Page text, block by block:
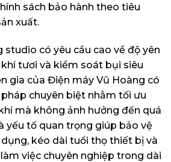
sách bảo hành theo tiêu
xuất.
studio có yêu cầu cao về độ yên
tươi và kiểm soát bụi siêu
gia của Điện máy Vũ Hoàng có
chuyên biệt nhằm tối ưu
mà không ảnh hưởng đến quá
yếu tố quan trọng giúp bảo vệ
kéo dài tuổi thọ thiết bị và
việc chuyên nghiệp trong dài